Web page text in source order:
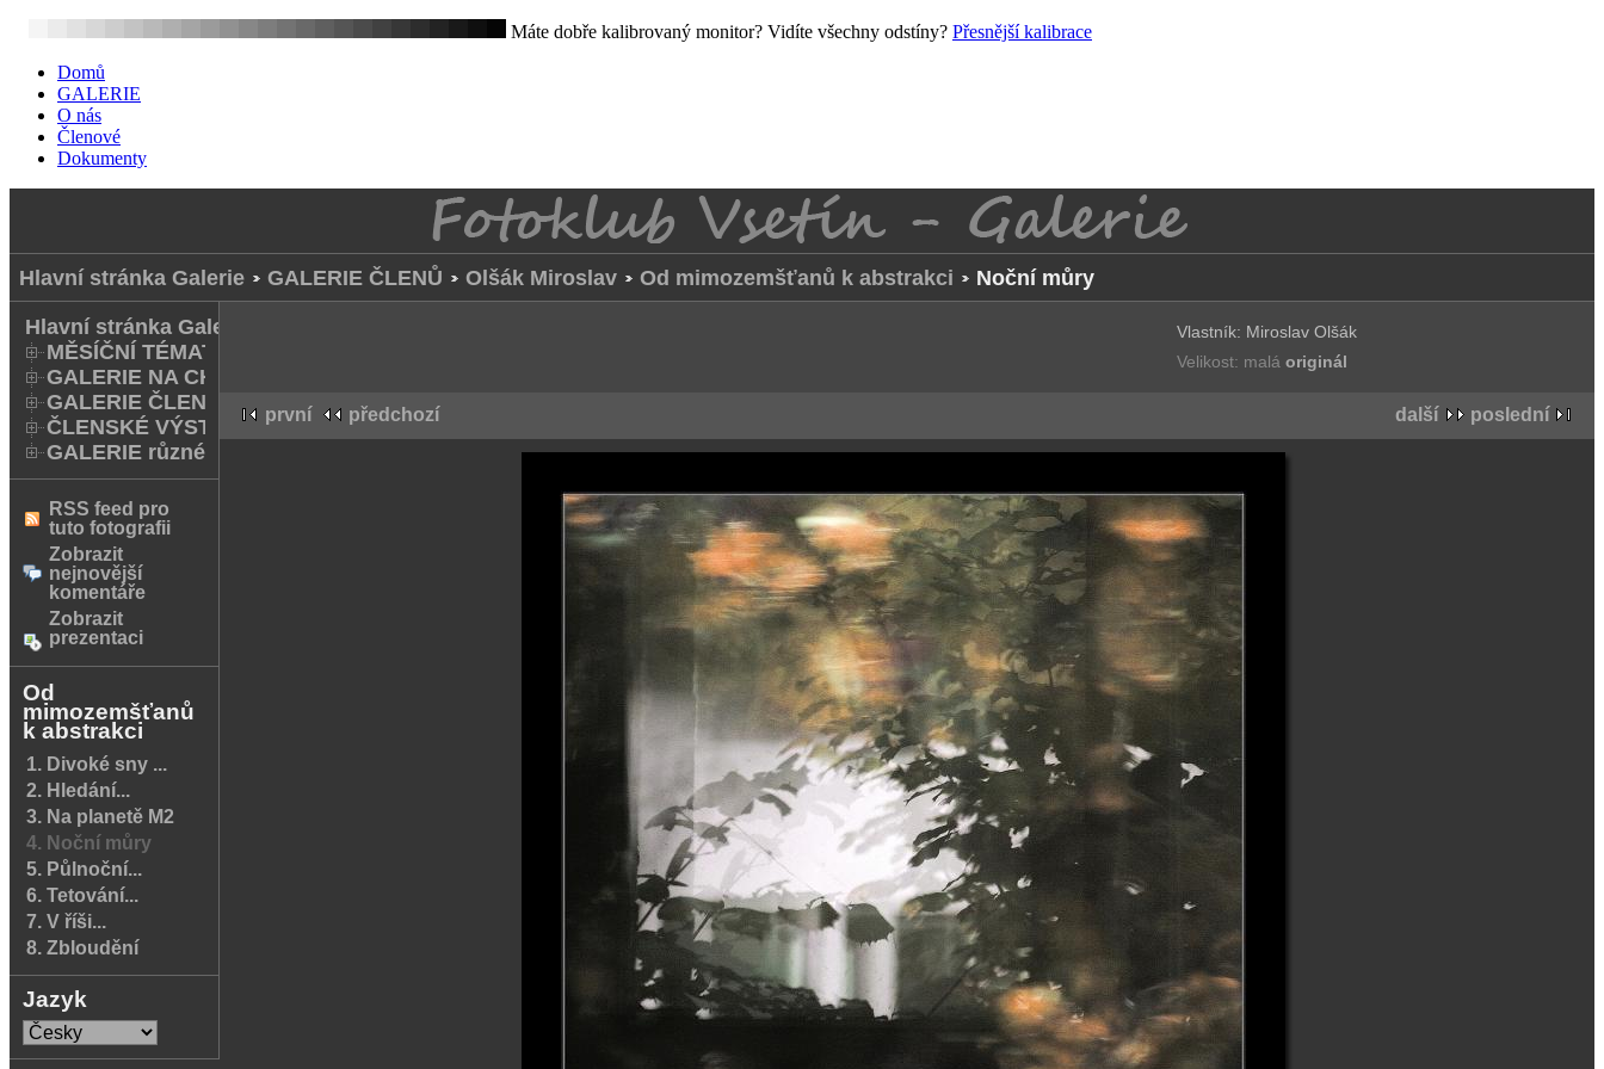
Máte dobře kalibrovaný monitor? Vidíte všechny odstíny? Přesnější kalibrace
Domů
GALERIE
O nás
Členové
Dokumenty
Hlavní stránka Galerie GALERIE ČLENŮ Olšák Miroslav Od mimozemšťanů k abstrakci Noční můry
Hlavní stránka Galerie
MĚSÍČNÍ TÉMATA
GALERIE NA CHODNÍKU
GALERIE ČLENŮ
ČLENSKÉ VÝSTAVY A FOTO Q
GALERIE různé
RSS feed pro
tuto fotografii
Zobrazit
nejnovější
komentáře
Zobrazit
prezentaci
Od
mimozemšťanů
k abstrakci
1. Divoké sny ...
2. Hledání...
3. Na planetě M2
4. Noční můry
5. Půlnoční...
6. Tetování...
7. V říši...
8. Zbloudění
Jazyk
Vlastník: Miroslav Olšák
Velikost: maláoriginál
další poslední
první předchozí